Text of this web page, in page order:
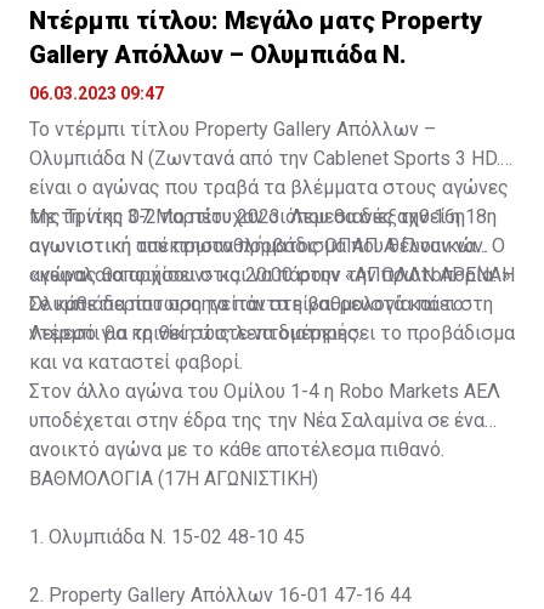
Ντέρμπι τίτλου: Μεγάλο ματς Property
Gallery Απόλλων – Ολυμπιάδα Ν.
06.03.2023 09:47
To ντέρμπι τίτλου Property Gallery Απόλλων –
Ολυμπιάδα Ν (Ζωντανά από την Cablenet Sports 3 ΗD.
είναι ο αγώνας που τραβά τα βλέμματα στους αγώνες
της Τρίτης 07 Μαρτίου 2023 όπου θα διεξαχθεί η 18η
αγωνιστική του πρωταθλήματος ΟΠΑΠ Α Γυναικών. Ο
αγώνας θα αρχίσει στις 20:00 στην «ΑΠΟΛΛΝ ΑΡΕΝΑ».
Με τη νίκη 3-2 πο πέτυχαν οι Λεμεσιανές την 16η
αγωνιστική απέκτησαν προβάδισμα που θέλουν να
«κεφαλαιοποιήσουν» και να πάρουν την πρωτοπορία. Η
Ολυμπιάδα που προηγείται στη βαθμολογία πάει στη
Λεμεσό για τη νίκη ώστε να διατηρήσει το προβάδισμα
και να καταστεί φαβορί.
Σε κάθε περίπτωση τα πάντα είναι ρευστά και το
ντέρμπι θα κριθεί στις λεπτομέρειες.
Στον άλλο αγώνα του Ομίλου 1-4 η Robo Markets ΑΕΛ
υποδέχεται στην έδρα της την Νέα Σαλαμίνα σε ένα
ανοικτό αγώνα με το κάθε αποτέλεσμα πιθανό.
ΒΑΘΜΟΛΟΓΙΑ (17Η ΑΓΩΝΙΣΤΙΚΗ)
1. Oλυμπιάδα Ν. 15-02 48-10 45
2. Property Gallery Απόλλων 16-01 47-16 44